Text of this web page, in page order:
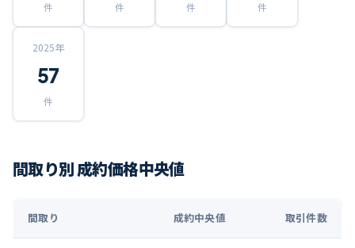
件 件 件 件
2025年
57
件
間取り別 成約価格中央値
間取り 成約中央値 取引件数